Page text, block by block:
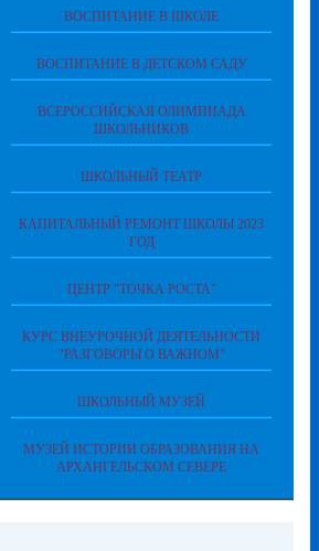
ВОСПИТАНИЕ В ШКОЛЕ
ВОСПИТАНИЕ В ДЕТСКОМ САДУ
ВСЕРОССИЙСКАЯ ОЛИМПИАДА
ШКОЛЬНИКОВ
ШКОЛЬНЫЙ ТЕАТР
КАПИТАЛЬНЫЙ РЕМОНТ ШКОЛЫ 2023
ГОД
ЦЕНТР "ТОЧКА РОСТА"
КУРС ВНЕУРОЧНОЙ ДЕЯТЕЛЬНОСТИ
"РАЗГОВОРЫ О ВАЖНОМ"
ШКОЛЬНЫЙ МУЗЕЙ
МУЗЕЙ ИСТОРИИ ОБРАЗОВАНИЯ НА
АРХАНГЕЛЬСКОМ СЕВЕРЕ